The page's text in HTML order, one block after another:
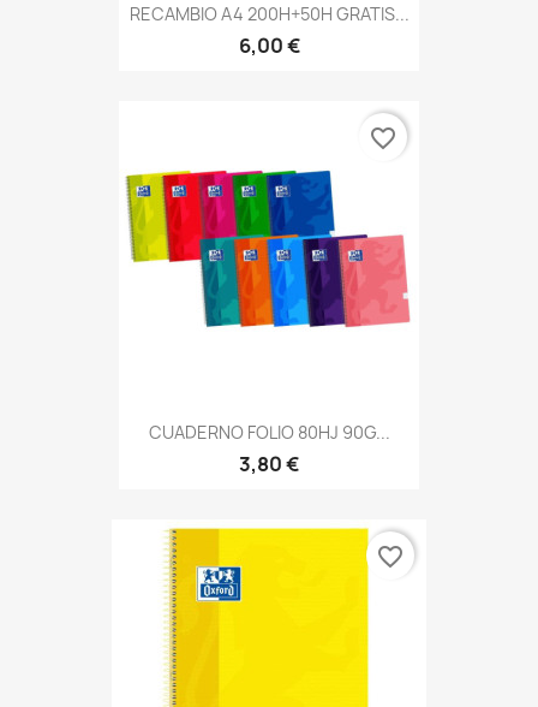
RECAMBIO A4 200H+50H GRATIS...
6,00 €
CUADERNO FOLIO 80HJ 90G...
3,80 €
favorite_border
favorite_border